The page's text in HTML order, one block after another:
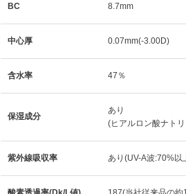
BC 8.7mm
中心厚 0.07mm(-3.00D)
含水率 47％
保湿成分
あり
(ヒアルロン酸ナト
紫外線吸収率 あり(UV-A波:70%以